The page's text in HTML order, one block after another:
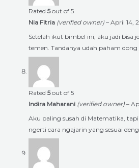
Rated 5out of 5
Nia Fitria (verified owner) – April 14,
Setelah ikut bimbel ini, aku jadi bisa
temen. Tandanya udah paham dong
Rated 5out of 5
Indira Maharani (verified owner) –
Aku paling susah di Matematika,
ngerti cara ngajarin yang sesuai